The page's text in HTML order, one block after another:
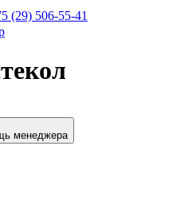
(29) 506-55-41
менеджера